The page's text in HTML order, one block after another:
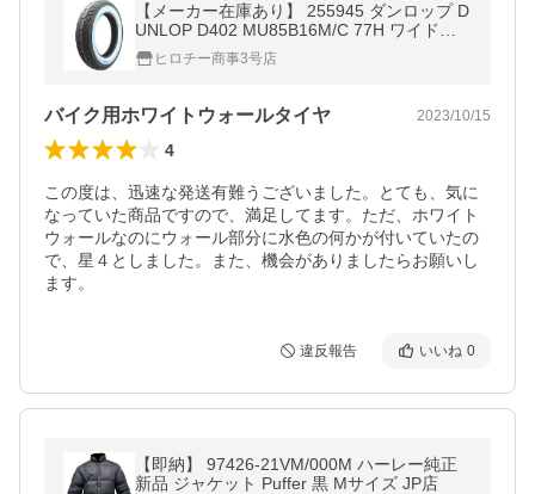
【メーカー在庫あり】 255945 ダンロップ D
UNLOP D402 MU85B16M/C 77H ワイドホ
ワイトウォール TL リア SP店
ヒロチー商事3号店
バイク用ホワイトウォールタイヤ 2023/10/15
4
この度は、迅速な発送有難うございました。とても、気に
なっていた商品ですので、満足してます。ただ、ホワイト
ウォールなのにウォール部分に水色の何かが付いていたの
で、星４としました。また、機会がありましたらお願いし
ます。
違反報告 いいね 0
【即納】 97426-21VM/000M ハーレー純正
新品 ジャケット Puffer 黒 Mサイズ JP店